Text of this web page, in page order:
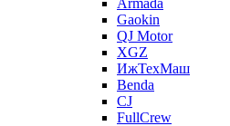
Armada
Gaokin
QJ Motor
XGZ
ИжТехМаш
Benda
CJ
FullCrew